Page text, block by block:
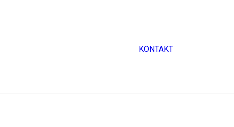
KONTAKT